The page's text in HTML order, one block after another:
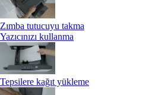
Zımba tutucuyu takma
Yazıcınızı kullanma
Tepsilere kağıt yükleme